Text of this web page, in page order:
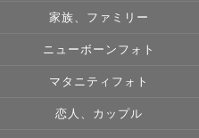
お子様を見て幸せに微笑ん
残しますのでお任せくださ
家族、ファミリー
ニューボーンフォト
マタニティフォト
恋人、カップル